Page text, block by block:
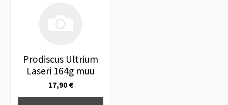
Prodiscus Ultrium
Laseri 164g muu
17,90 €